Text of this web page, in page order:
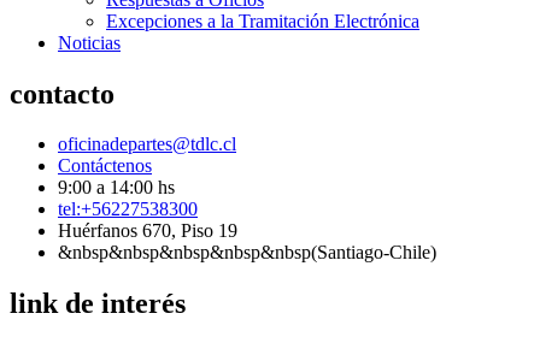
Excepciones a la Tramitación Electrónica
Noticias
contacto
oficinadepartes@tdlc.cl
Contáctenos
9:00 a 14:00 hs
tel:+56227538300
Huérfanos 670, Piso 19
&nbsp&nbsp&nbsp&nbsp&nbsp(Santiago-Chile)
link de interés